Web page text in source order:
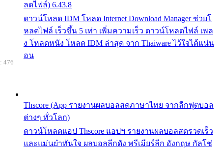
ลดไฟล์) 6.43.8
ดาวน์โหลด IDM โหลด Internet Download Manager ช่วยโ
หลดไฟล์ เร็วขึ้น 5 เท่า เพิ่มความเร็ว ดาวน์โหลดไฟล์ เพล
ง โหลดหนัง โหลด IDM ล่าสุด จาก Thaiware ไว้ใจได้แน่น
อน
Thscore (App รายงานผลบอลสดภาษาไทย จากลีกฟุตบอล
ต่างๆ ทั่วโลก)
ดาวน์โหลดแอป Thscore แอปฯ รายงานผลบอลสดรวดเร็ว
และแม่นยำทันใจ ผลบอลลีกดัง พรีเมียร์ลีก อังกฤษ กัลโช่
476